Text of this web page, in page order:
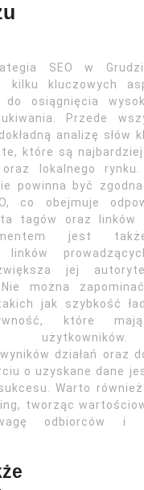
SEO w
kilku kluczowych
do osiągnięcia
Przede
analizę słów
które są
lokalnego rynku.
powinna być
co obejmuje
tagów oraz linków
jest
linków
jej
Nie można
jak szybkość
które
działań oraz
o uzyskane dane
Warto
tworząc
odbiorców i